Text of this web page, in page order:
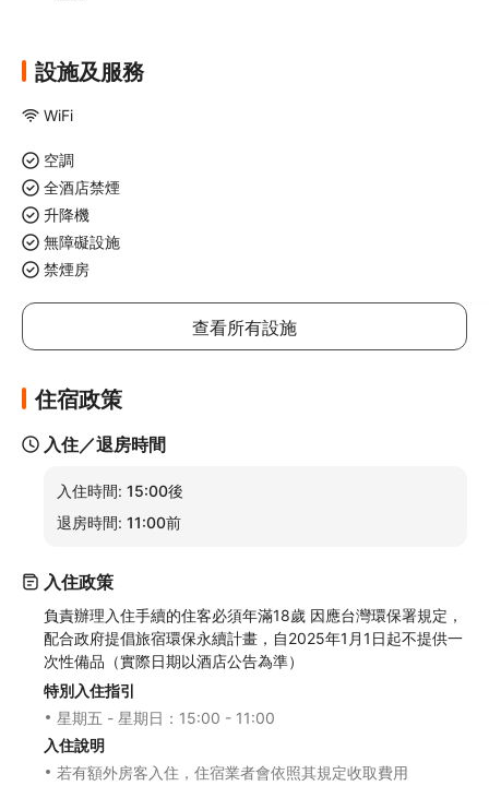
設施及服務
WiFi
空調
全酒店禁煙
升降機
無障礙設施
禁煙房
查看所有設施
住宿政策
入住／退房時間
入住時間: 15:00後
退房時間: 11:00前
入住政策
負責辦理入住手續的住客必須年滿18歲 因應台灣環保署規定，
配合政府提倡旅宿環保永續計畫，自2025年1月1日起不提供一
次性備品（實際日期以酒店公告為準）
特別入住指引
星期五 - 星期日：15:00 - 11:00
入住說明
若有額外房客入住，住宿業者會依照其規定收取費用